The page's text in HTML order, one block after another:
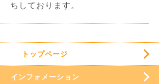
ちしております。
トップページ
インフォメーション